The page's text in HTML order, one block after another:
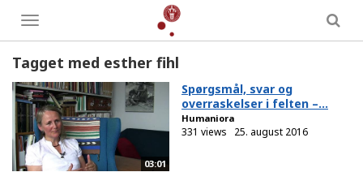
Toggle
menu
Tagget med esther fihl
03:01
Spørgsmål, svar og
overraskelser i felten –...
Humaniora
331 views 25. august 2016